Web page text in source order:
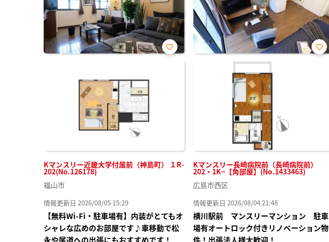
Kマンスリー近畿大学付属前（神島町） １R-
202(No.126178)
お気
福山市
情報更新日 2026/08/05 15:29
【無料Wi-Fi・駐車場有】内装がとてもオ
シャレな広めのお部屋です♪車移動で松
永や尾道への出張にもおすすめです！
Kマンスリー長崎病院前（長崎病院前）
202・1K~【角部屋】(No.1433463)
お気
広島市西区
情報更新日 2026/08/04 21:48
横川駅前 マンスリーマンション 駐車
場有オートロック付きリノベーション物
件！出張法人様大歓迎！